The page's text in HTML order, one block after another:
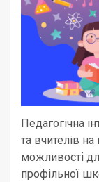
Педагогічна
та вчителів
можливості
профільної